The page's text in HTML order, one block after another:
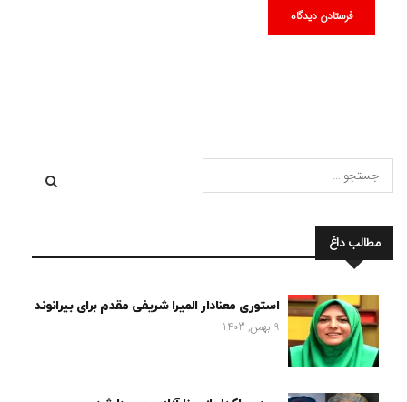
مطالب داغ
استوری معنادار المیرا شریفی مقدم برای بیرانوند
9 بهمن, 1403